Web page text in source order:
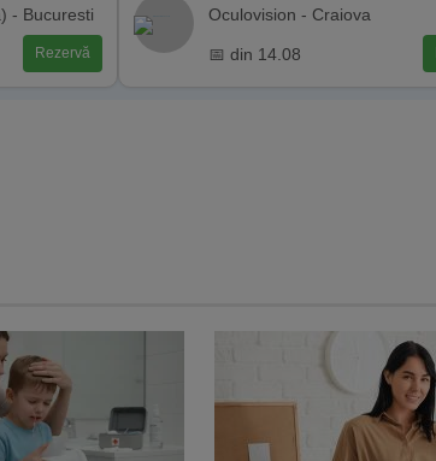
- Bucuresti
Rezervă
Oculovision - Craiova
📅 din 14.08